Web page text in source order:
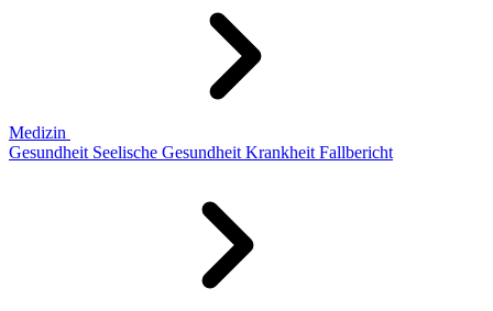
Medizin
Gesundheit Seelische Gesundheit Krankheit Fallbericht